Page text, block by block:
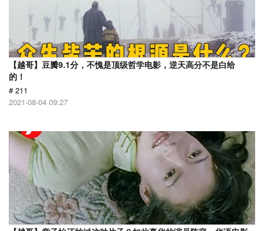
【越哥】豆瓣9.1分，不愧是顶级哲学电影，逆天高分不是白给
的！
# 211
2021-08-04 09:27